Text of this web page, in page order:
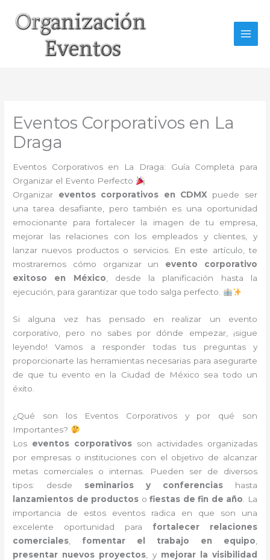
contenido
Eventos Corporativos en La
Draga
Eventos Corporativos en La Draga: Guía Completa para
Organizar el Evento Perfecto
Organizar eventos corporativos en CDMXpuede ser
una tarea desafiante, pero también es una oportunidad
emocionante para fortalecer la imagen de tu empresa,
mejorar las relaciones con los empleados y clientes, y
lanzar nuevos productos o servicios. En este artículo, te
mostraremos cómo organizar un evento corporativo
exitoso en México, desde la planificación hasta la
ejecución, para garantizar que todo salga perfecto.
Si alguna vez has pensado en realizar un evento
corporativo, pero no sabes por dónde empezar, ¡sigue
leyendo! Vamos a responder todas tus preguntas y
proporcionarte las herramientas necesarias para asegurarte
de que tu evento en la Ciudad de México sea todo un
éxito.
¿Qué son los Eventos Corporativos y por qué son
Importantes?
Los eventos corporativos son actividades organizadas
por empresas o instituciones con el objetivo de alcanzar
metas comerciales o internas. Pueden ser de diversos
tipos: desde seminarios y conferenciashasta
lanzamientos de productos ofiestas de fin de año . La
importancia de estos eventos radica en que son una
excelente oportunidad para fortalecer relaciones
comerciales
fomentar el trabajo en equipo
presentar nuevos proyectos , y mejorar la visibilidad